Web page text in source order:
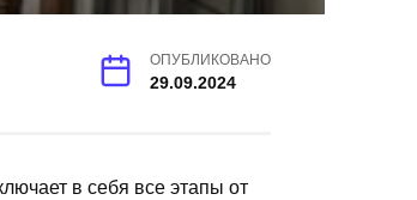
ОПУБЛИКОВАНО
29.09.2024
в себя все этапы от